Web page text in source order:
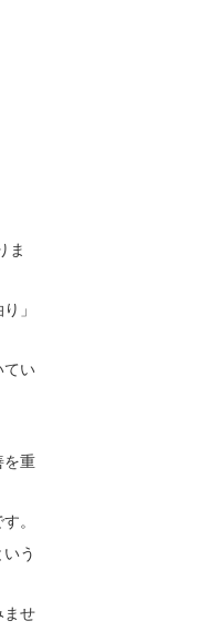
ま
」
てい
を重
。
う
ませ